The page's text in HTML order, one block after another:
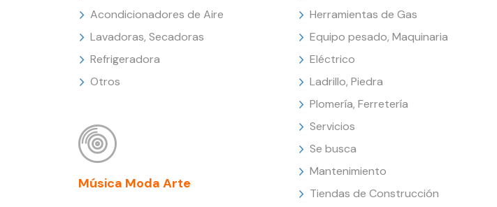
Acondicionadores de Aire
Lavadoras, Secadoras
Refrigeradora
Otros
Música Moda Arte
Herramientas de Gas
Equipo pesado, Maquinaria
Eléctrico
Ladrillo, Piedra
Plomería, Ferretería
Servicios
Se busca
Mantenimiento
Tiendas de Construcción